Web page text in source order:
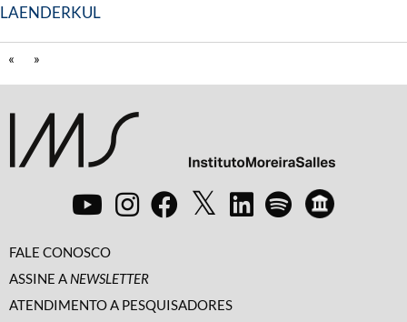
LAENDERKUL
« »
FALE CONOSCO
ASSINE A NEWSLETTER
ATENDIMENTO A PESQUISADORES